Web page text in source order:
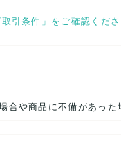
引条件」をご確認くださ
合や商品に不備があった